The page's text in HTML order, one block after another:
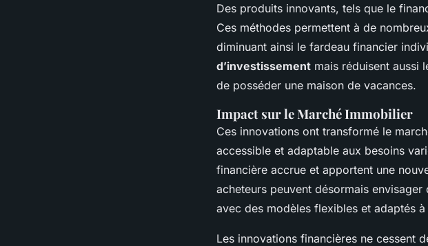
Des produits innovants, tels que le
Ces méthodes permettent à de
diminuant ainsi le fardeau financier
d’investissement mais réduisent aussi
de posséder une maison de vacances.
Impact sur le Marché Immobilier
Ces innovations ont transformé le
accessible et adaptable aux besoins
financière accrue et apportent une
acheteurs peuvent désormais envisager
avec des modèles flexibles et adaptés
Les innovations financières ne cessent